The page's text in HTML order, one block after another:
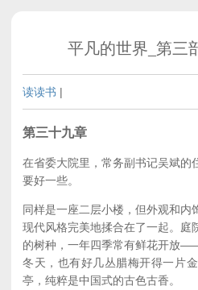
平凡的世界_第三
读读书 |
第三十九章
在省委大院里，常务副书记吴斌的
要好一些。
同样是一座二层小楼，但外观和内
现代风格完美地揉合在了一起。庭
的树种，一年四季常有鲜花开放
冬天，也有好几丛腊梅开得一片
亭，纯粹是中国式的古色古香。